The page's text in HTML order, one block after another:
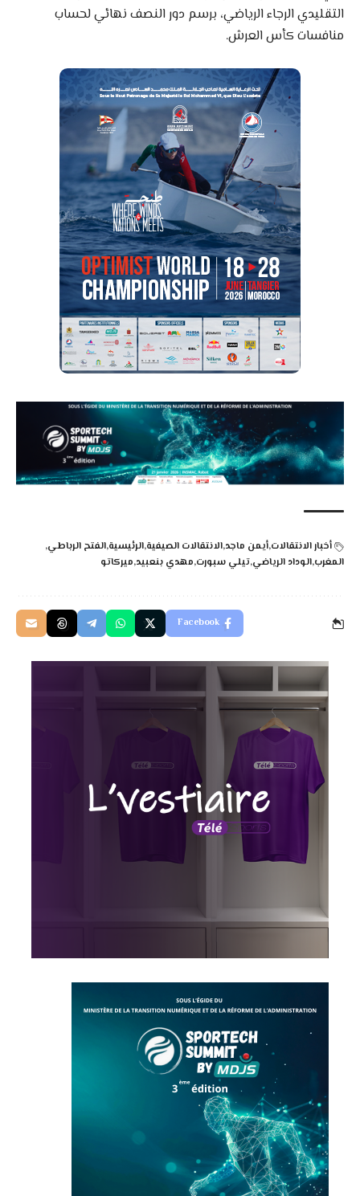
التقليدي الرجاء الرياضي، برسم دور النصف نهائي لحساب
منافسات كأس العرش.
أخبار الانتقالاتأيمن ماجدالانتقالات الصيفيةالرئيسيةالفتح الرباطي
المغربالوداد الرياضيتيلي سبورتمهدي بنعبيدميركاتو
Facebook